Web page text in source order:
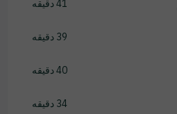
41 دقیقه
39 دقیقه
40 دقیقه
34 دقیقه